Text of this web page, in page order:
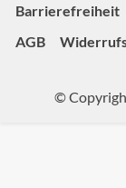
Barrierefreiheit
AGB
©